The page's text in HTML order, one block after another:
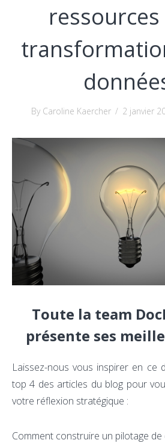
By Caroline Kaercher / 2 janvier
Toute la team
présente ses
Laissez-nous vous inspirer en ce
top 4 des articles du blog pour
votre réflexion stratégique :
Comment construire un pilotage